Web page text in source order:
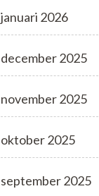
januari 2026
december 2025
november 2025
oktober 2025
september 2025